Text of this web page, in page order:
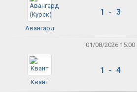
Авангард
1 - 3
01/08/2026 15:00
Квант
1 - 4